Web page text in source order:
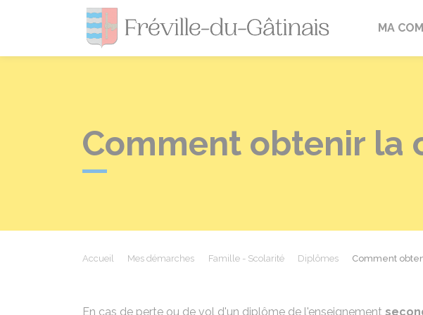
Fréville-du-
MA
Comment obtenir la
Accueil Mes démarches Famille - Scolarité Diplômes Comment
En cas de perte ou de vol d'un diplôme de l'enseignement